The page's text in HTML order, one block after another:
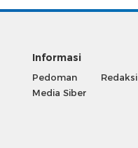
Informasi
Pedoman
Media Siber
Redaksi